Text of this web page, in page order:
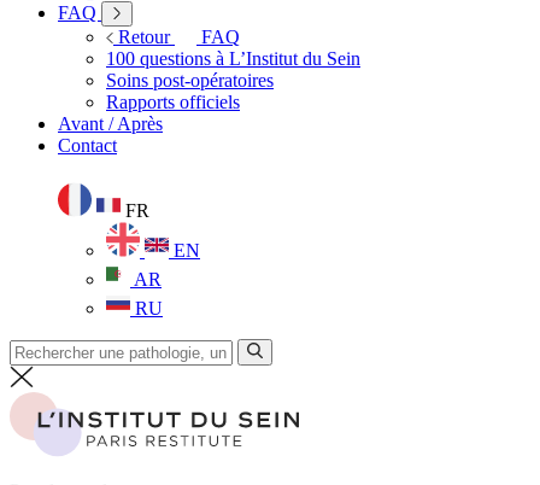
FAQ
Retour
FAQ
100 questions à L’Institut du Sein
Soins post-opératoires
Rapports officiels
Avant / Après
Contact
FR
EN
AR
RU